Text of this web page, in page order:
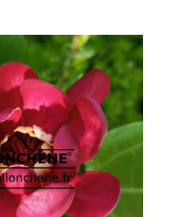
auf.
Die
Optionen
können
auf
der
Produktseite
gewählt
werden